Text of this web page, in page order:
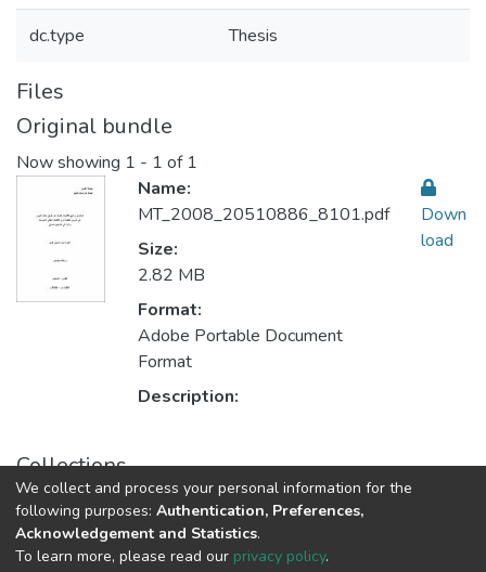
dc.type Thesis
Files
Original bundle
Now showing 1 - 1 of 1
Name:
MT_2008_20510886_8101.pdf
Size:
2.82 MB
Format:
Adobe Portable Document
Format
Description:
Down
load
Collections
Teaching Methods أساليب التدريس
We collect and process your personal information for the
following purposes: Authentication, Preferences,
Acknowledgement and Statistics.
To learn more, please read our privacy policy.